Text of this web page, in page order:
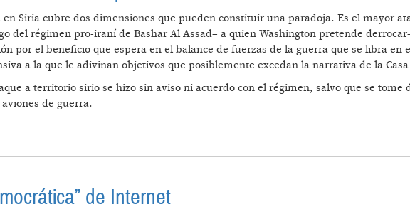
Siria cubre dos dimensiones que pueden constituir una paradoja. Es el mayor
del régimen pro-iraní de Bashar Al Assad– a quien Washington pretende
por el beneficio que espera en el balance de fuerzas de la guerra que se libra en
a la que le adivinan objetivos que posiblemente excedan la narrativa de la
a territorio sirio se hizo sin aviso ni acuerdo con el régimen, salvo que se tome
de guerra.
de Internet